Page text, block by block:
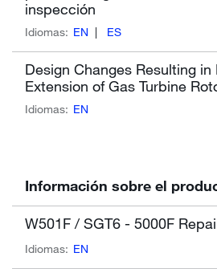
inspección
Idiomas: EN ES
Design Changes Resulting in
Extension of Gas Turbine
Idiomas: EN
Información sobre el
W501F / SGT6 - 5000F
Idiomas: EN